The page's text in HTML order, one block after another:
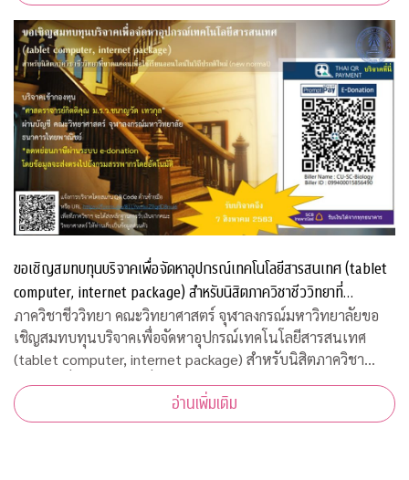
ขอเชิญสมทบทุนบริจาคเพื่อจัดหาอุปกรณ์เทคโนโลยีสารสนเทศ (tablet
computer, internet package) สำหรับนิสิตภาควิชาชีววิทยาที่
ขาดแคลน
ภาควิชาชีววิทยา คณะวิทยาศาสตร์ จุฬาลงกรณ์มหาวิทยาลัยขอ
เชิญสมทบทุนบริจาคเพื่อจัดหาอุปกรณ์เทคโนโลยีสารสนเทศ
(tablet computer, internet package) สำหรับนิสิตภาควิชา
ชีววิทยาที่ขาดแคลน เพื่อใช้เรียนออนไลน์ในวิถีปรกติใหม่ บริจาค
เข้ากองทุน "
อ่านเพิ่มเติม